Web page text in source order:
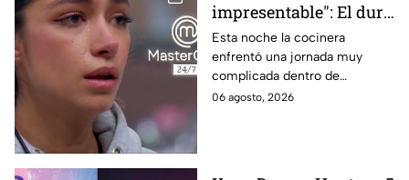
impresentable": El duro
regaño que hizo llorar a
Michelle dentro de
MasterChef 24/7
Esta noche la cocinera
enfrentó una jornada muy
complicada dentro de
MasterChef 24/7.
06 agosto, 2026